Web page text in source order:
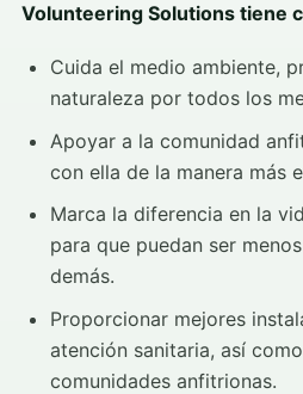
Volunteering Solutions tiene
Cuida el medio ambiente,
naturaleza por todos los
Apoyar a la comunidad
con ella de la manera más
Marca la diferencia en la
para que puedan ser
demás.
Proporcionar mejores
atención sanitaria, así
comunidades anfitrionas.